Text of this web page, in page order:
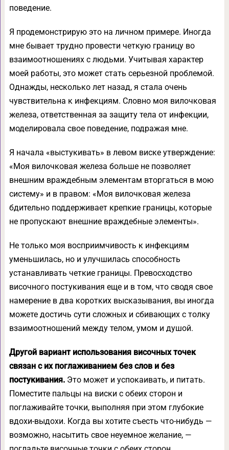
поведение.
Я продемонстрирую это на личном примере. Иногда
мне бывает трудно провести четкую границу во
взаимоотношениях с людьми. Учитывая характер
моей работы, это может стать серьезной проблемой.
Однажды, несколько лет назад, я стала очень
чувствительна к инфекциям. Словно моя вилочковая
железа, ответственная за защиту тела от инфекции,
моделировала свое поведение, подражая мне.
Я начала «выстукивать» в левом виске утверждение:
«Моя вилочковая железа больше не позволяет
внешним враждебным элементам вторгаться в мою
систему» и в правом: «Моя вилочковая железа
бдительно поддерживает крепкие границы, которые
не пропускают внешние враждебные элементы».
Не только моя восприимчивость к инфекциям
уменьшилась, но и улучшилась способность
устанавливать четкие границы. Превосходство
височного постукивания еще и в том, что сводя свое
намерение в два коротких высказывания, вы иногда
можете достичь сути сложных и сбивающих с толку
взаимоотношений между телом, умом и душой.
Другой вариант использования височных точек
связан с их поглаживанием без слов и без
постукивания. Это может и успокаивать, и питать.
Поместите пальцы на виски с обеих сторон и
поглаживайте точки, выполняя при этом глубокие
вдохи-выдохи. Когда вы хотите съесть что-нибудь —
возможно, насытить свое неуемное желание, —